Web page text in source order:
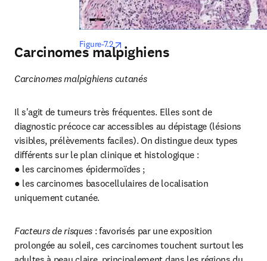
Figure-7.2
Carcinomes malpighiens
Carcinomes malpighiens cutanés
Il s'agit de tumeurs très fréquentes. Elles sont de
diagnostic précoce car accessibles au dépistage (lésions
visibles, prélèvements faciles). On distingue deux types
différents sur le plan clinique et histologique :
● les carcinomes épidermoïdes ;
● les carcinomes basocellulaires de localisation
uniquement cutanée.
Facteurs de risques : favorisés par une exposition
prolongée au soleil, ces carcinomes touchent surtout les